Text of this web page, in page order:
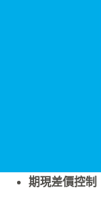
期現差價控制